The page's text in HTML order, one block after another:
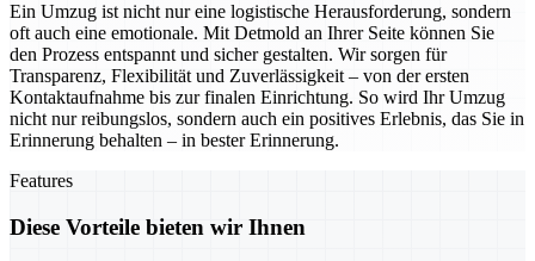
Ein Umzug ist nicht nur eine logistische Herausforderung, sondern
oft auch eine emotionale. Mit Detmold an Ihrer Seite können Sie
den Prozess entspannt und sicher gestalten. Wir sorgen für
Transparenz, Flexibilität und Zuverlässigkeit – von der ersten
Kontaktaufnahme bis zur finalen Einrichtung. So wird Ihr Umzug
nicht nur reibungslos, sondern auch ein positives Erlebnis, das Sie in
Erinnerung behalten – in bester Erinnerung.
Features
Diese Vorteile bieten wir Ihnen